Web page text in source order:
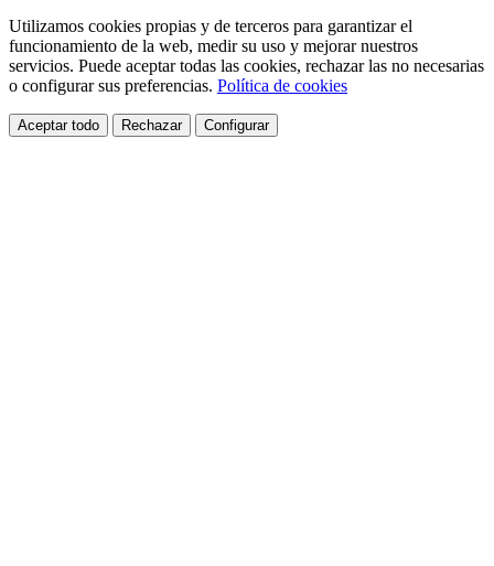
Utilizamos cookies propias y de terceros para garantizar el
funcionamiento de la web, medir su uso y mejorar nuestros
servicios. Puede aceptar todas las cookies, rechazar las no necesarias
o configurar sus preferencias. Política de cookies
Aceptar todo Rechazar Configurar